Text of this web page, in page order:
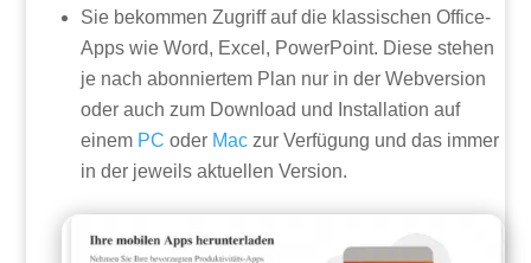
Sie bekommen Zugriff auf die klassischen Office-
Apps wie Word, Excel, PowerPoint. Diese stehen
je nach abonniertem Plan nur in der Webversion
oder auch zum Download und Installation auf
einem PC oder Mac zur Verfügung und das immer
in der jeweils aktuellen Version.